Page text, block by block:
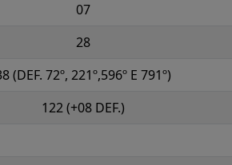
07
28
(DEF. 72º, 221º,596º E 791º)
122 (+08 DEF.)